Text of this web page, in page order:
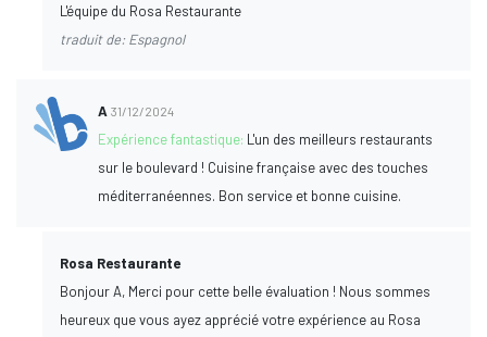
L'équipe du Rosa Restaurante
traduit de: Espagnol
A 31/12/2024
Expérience fantastique: L'un des meilleurs restaurants
sur le boulevard ! Cuisine française avec des touches
méditerranéennes. Bon service et bonne cuisine.
Rosa Restaurante
Bonjour A, Merci pour cette belle évaluation ! Nous sommes
heureux que vous ayez apprécié votre expérience au Rosa